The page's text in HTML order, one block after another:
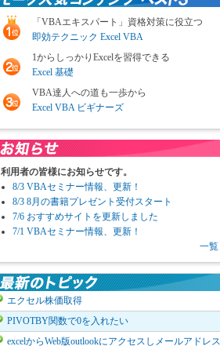
「VBAエキスパート」資格対策に役立つ
即効テクニック Excel VBA
1からしっかりExcelを習得できる
Excel 基礎
VBA達人への道も一歩から
Excel VBA ビギナーズ
利用者の皆様にお知らせです。
8/3 VBAセミナー情報、更新！
8/3 8月の書籍プレゼント受付スタート
7/6 おすすめサイトを更新しました
7/1 VBAセミナー情報、更新！
一覧
エクセル株価取得
PIVOTBY関数で0を入れたい
excelからWeb版outlookにアクセスしメールアドレス